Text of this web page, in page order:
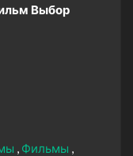
Выбор
Фильмы